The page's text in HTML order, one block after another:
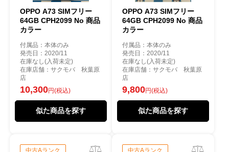
OPPO A73 SIMフリー
64GB CPH2099 No 商品
カラー
付属品：本体のみ
発売日：2020/11
在庫なし(入荷未定)
在庫店舗：サクモバ 秋葉原
店
10,300円(税込)
似た商品を探す
OPPO A73 SIMフリー
64GB CPH2099 No 商品
カラー
付属品：本体のみ
発売日：2020/11
在庫なし(入荷未定)
在庫店舗：サクモバ 秋葉原
店
9,800円(税込)
似た商品を探す
中古Aランク
中古Aランク